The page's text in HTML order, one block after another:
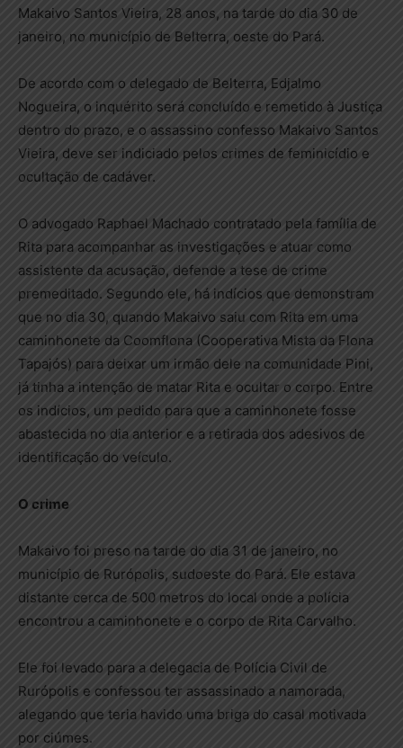
Makaivo Santos Vieira, 28 anos, na tarde do dia 30 de
janeiro, no município de Belterra, oeste do Pará.
De acordo com o delegado de Belterra, Edjalmo
Nogueira, o inquérito será concluído e remetido à Justiça
dentro do prazo, e o assassino confesso Makaivo Santos
Vieira, deve ser indiciado pelos crimes de feminicídio e
ocultação de cadáver.
O advogado Raphael Machado contratado pela família de
Rita para acompanhar as investigações e atuar como
assistente da acusação, defende a tese de crime
premeditado. Segundo ele, há indícios que demonstram
que no dia 30, quando Makaivo saiu com Rita em uma
caminhonete da Coomflona (Cooperativa Mista da Flona
Tapajós) para deixar um irmão dele na comunidade Pini,
já tinha a intenção de matar Rita e ocultar o corpo. Entre
os indícios, um pedido para que a caminhonete fosse
abastecida no dia anterior e a retirada dos adesivos de
identificação do veículo.
O crime
Makaivo foi preso na tarde do dia 31 de janeiro, no
município de Rurópolis, sudoeste do Pará. Ele estava
distante cerca de 500 metros do local onde a polícia
encontrou a caminhonete e o corpo de Rita Carvalho.
Ele foi levado para a delegacia de Polícia Civil de
Rurópolis e confessou ter assassinado a namorada,
alegando que teria havido uma briga do casal motivada
por ciúmes.